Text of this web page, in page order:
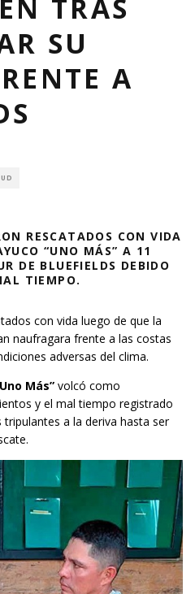
TRAS
SU
A
RESCATADOS CON VIDA
“UNO MÁS” A 11
DE BLUEFIELDS DEBIDO
TIEMPO.
con vida luego de que la
naufragara frente a las costas
adversas del clima.
Más” volcó como
y el mal tiempo registrado
a la deriva hasta ser